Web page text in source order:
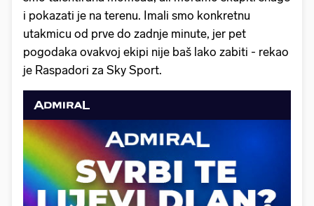
i pokazati je na terenu. Imali smo konkretnu
utakmicu od prve do zadnje minute, jer pet
pogodaka ovakvoj ekipi nije baš lako zabiti - rekao
je Raspadori za Sky Sport.